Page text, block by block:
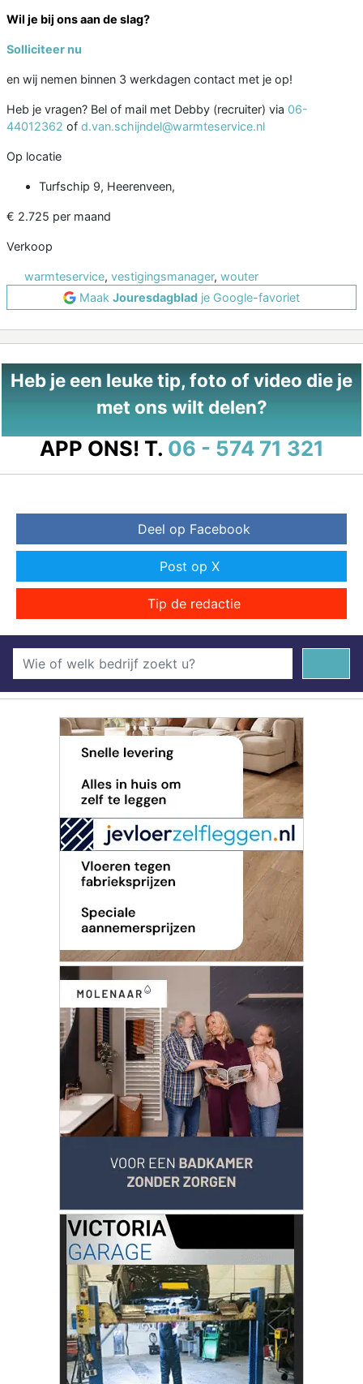
Wil je bij ons aan de slag?
Solliciteer nu
en wij nemen binnen 3 werkdagen contact met je op!
Heb je vragen? Bel of mail met Debby (recruiter) via 06-
44012362 of d.van.schijndel@warmteservice.nl
Op locatie
Turfschip 9, Heerenveen,
€ 2.725 per maand
Verkoop
warmteservice, vestigingsmanager, wouter
Maak Jouresdagblad je Google-favoriet
Heb je een leuke tip, foto of video die je
met ons wilt delen?
APP ONS! T. 06 - 574 71 321
Deel op Facebook
Post op X
Tip de redactie